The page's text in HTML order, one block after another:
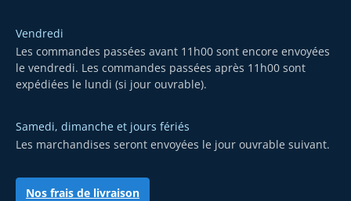
Vendredi
Les commandes passées avant 11h00 sont encore envoyées
le vendredi. Les commandes passées après 11h00 sont
expédiées le lundi (si jour ouvrable).
Samedi, dimanche et jours fériés
Les marchandises seront envoyées le jour ouvrable suivant.
Nos frais de livraison